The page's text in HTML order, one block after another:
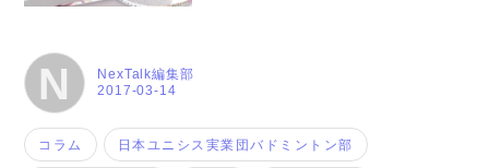
N 2017-03-14
NexTalk編集部
コラム 日本ユニシス実業団バドミントン部